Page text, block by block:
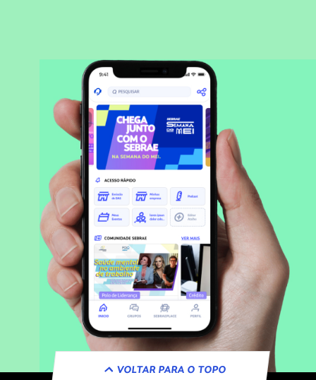
VOLTAR PARA O TOPO